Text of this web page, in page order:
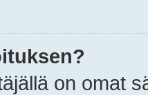
on omat